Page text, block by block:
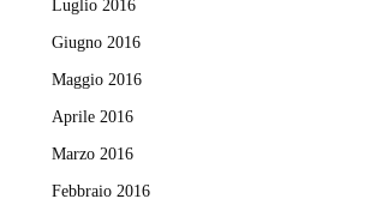
Luglio 2016
Giugno 2016
Maggio 2016
Aprile 2016
Marzo 2016
Febbraio 2016